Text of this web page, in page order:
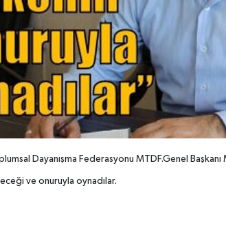
Dayanışma Federasyonu MTDF.Genel
ve onuruyla oynadılar.